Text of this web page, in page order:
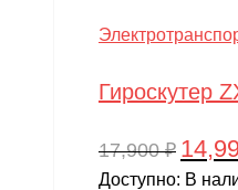
Гироскутер
17,900₽
цена
Доступно: В